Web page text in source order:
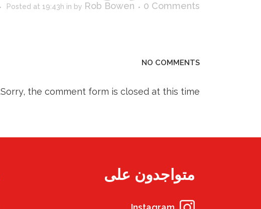
Posted at 19:43h in by Rob Bowen 0 Comments
NO COMMENTS
Sorry, the comment form is closed at this time.
متواجدون على